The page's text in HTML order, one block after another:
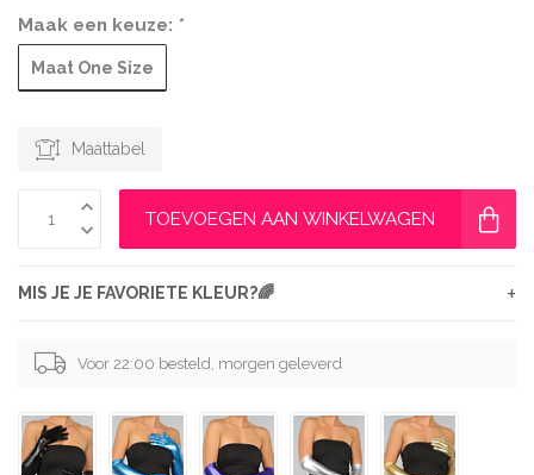
Maak een keuze: *
Maat One Size
Maattabel
TOEVOEGEN AAN WINKELWAGEN
MIS JE JE FAVORIETE KLEUR?🌈 +
Voor 22:00 besteld, morgen geleverd